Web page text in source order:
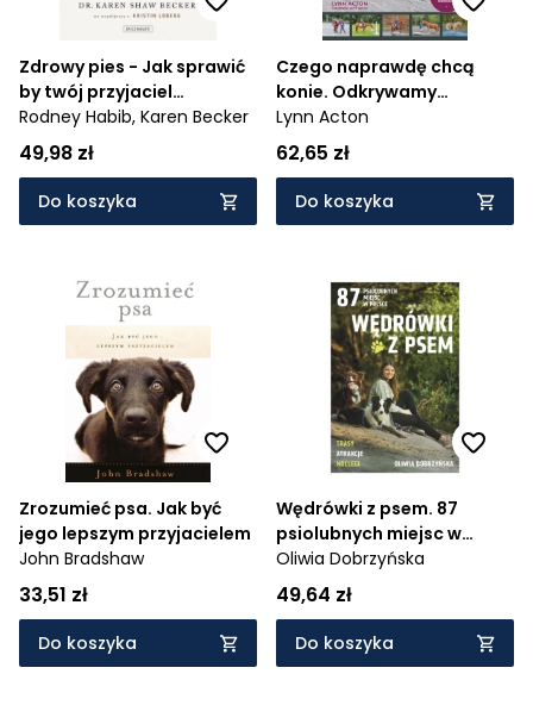
Zdrowy pies - Jak sprawić
by twój przyjaciel
zachował młodość i
witalność jak najdłużej
Rodney Habib, Karen Becker
49,98 zł
Do koszyka
Czego naprawdę chcą
konie. Odkrywamy
tajemnice zaufania,
współpracy i
niezawodności
Lynn Acton
62,65 zł
Do koszyka
Zrozumieć psa. Jak być
jego lepszym przyjacielem
John Bradshaw
33,51 zł
Do koszyka
Wędrówki z psem. 87
psiolubnych miejsc w
Polsce
Oliwia Dobrzyńska
49,64 zł
Do koszyka